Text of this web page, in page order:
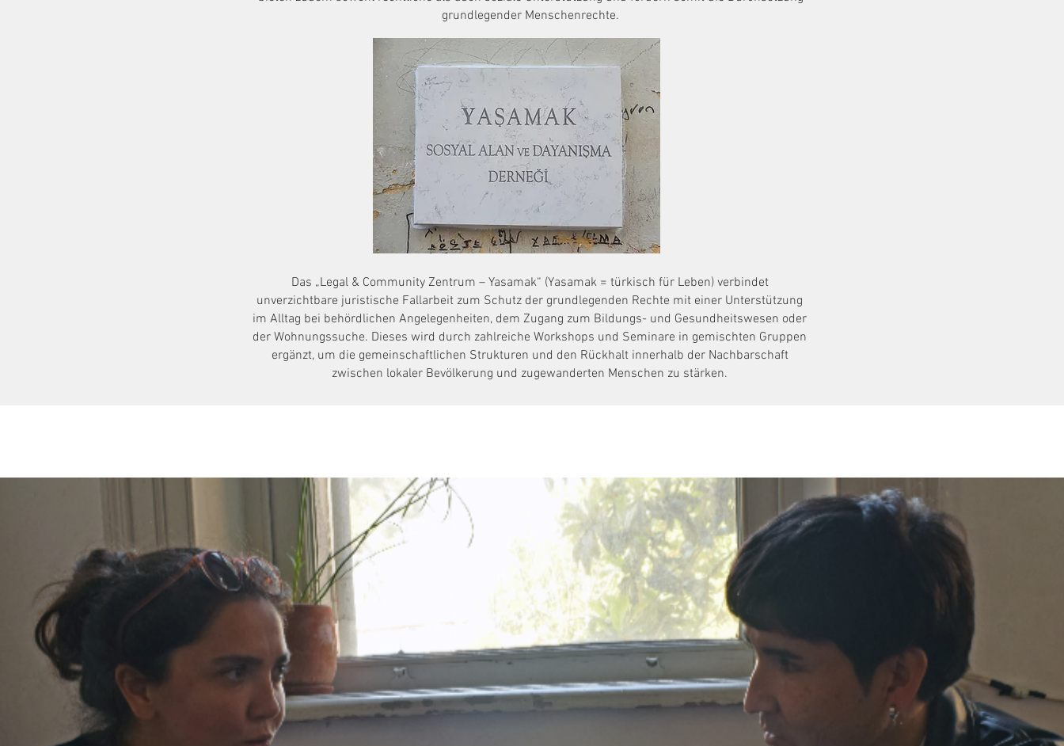
grundlegender Menschenrechte.
Das „Legal & Community Zentrum – Yasamak“ (Yasamak = türkisch für Leben) verbindet
unverzichtbare juristische Fallarbeit zum Schutz der grundlegenden Rechte mit einer Unterstützung
im Alltag bei behördlichen Angelegenheiten, dem Zugang zum Bildungs- und Gesundheitswesen oder
der Wohnungssuche. Dieses wird durch zahlreiche Workshops und Seminare in gemischten Gruppen
ergänzt, um die gemeinschaftlichen Strukturen und den Rückhalt innerhalb der Nachbarschaft
zwischen lokaler Bevölkerung und zugewanderten Menschen zu stärken.